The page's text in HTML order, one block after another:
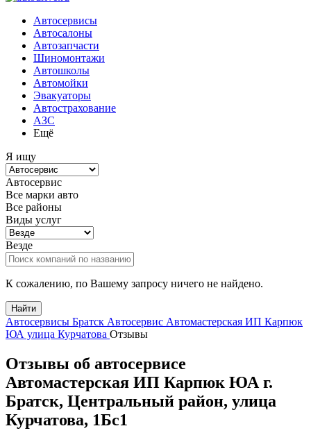
Автосервисы
Автосалоны
Автозапчасти
Шиномонтажи
Автошколы
Автомойки
Эвакуаторы
Автострахование
АЗС
Ещё
Я ищу
Автосервис
Все марки авто
Все районы
Виды услуг
Везде
К сожалению, по Вашему запросу ничего не найдено.
Найти
Автосервисы Братск Автосервис Автомастерская ИП Карпюк
ЮА улица Курчатова Отзывы
Отзывы об автосервисе
Автомастерская ИП Карпюк ЮА г.
Братск, Центральный район, улица
Курчатова, 1Бс1